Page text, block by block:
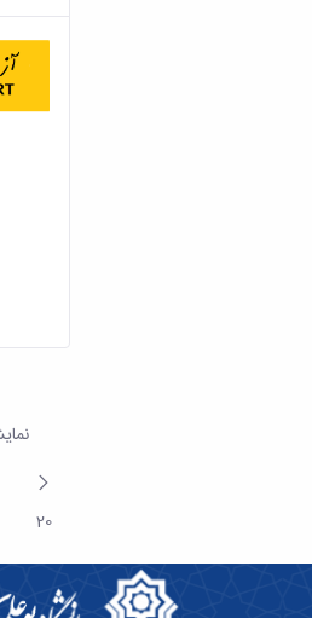
نمایش ۱۴۵ - ۱۵۲
پیغام
قبلی
صفحه20